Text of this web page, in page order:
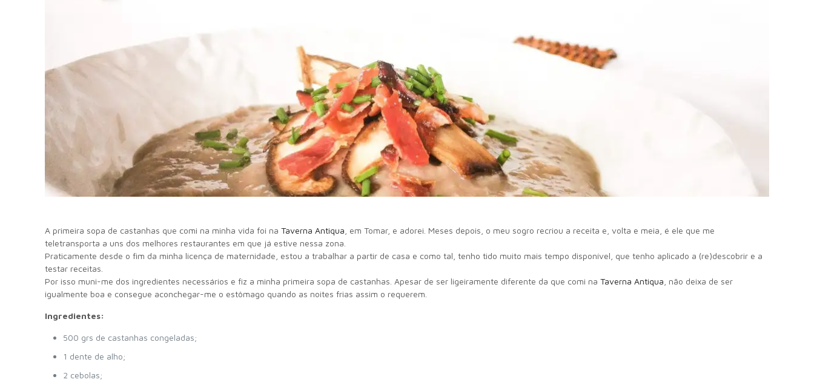
A primeira sopa de castanhas que comi na minha vida foi naTaverna Antiqua , em Tomar, e adorei. Meses depois, o meu sogro recriou a receita e, volta e meia, é ele que me
teletransporta a uns dos melhores restaurantes em que já estive nessa zona.
Praticamente desde o fim da minha licença de maternidade, estou a trabalhar a partir de casa e como tal, tenho tido muito mais tempo disponível, que tenho aplicado a (re)descobrir e a
testar receitas.
Por isso muni-me dos ingredientes necessários e fiz a minha primeira sopa de castanhas. Apesar de ser ligeiramente diferente da que comi naTaverna Antiqua , não deixa de ser
igualmente boa e consegue aconchegar-me o estômago quando as noites frias assim o requerem.
Ingredientes:
500 grs de castanhas congeladas;
1 dente de alho;
2 cebolas;